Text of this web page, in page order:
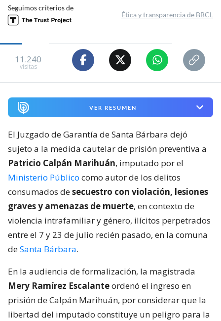
Seguimos criterios de
Ética y transparencia de BBCL
11.240
visitas
VER RESUMEN
El Juzgado de Garantía de Santa Bárbara dejó
sujeto a la medida cautelar de prisión preventiva a
Patricio Calpán Marihuán, imputado por el
Ministerio Público como autor de los delitos
consumados desecuestro con violación, lesiones
graves y amenazas de muerte, en contexto de
violencia intrafamiliar y género, ilícitos perpetrados
entre el 7 y 23 de julio recién pasado, en la comuna
deSanta Bárbara.
En la audiencia de formalización, la magistrada
Mery Ramírez Escalanteordenó el ingreso en
prisión de Calpán Marihuán, por considerar que la
libertad del imputado constituye un peligro para la